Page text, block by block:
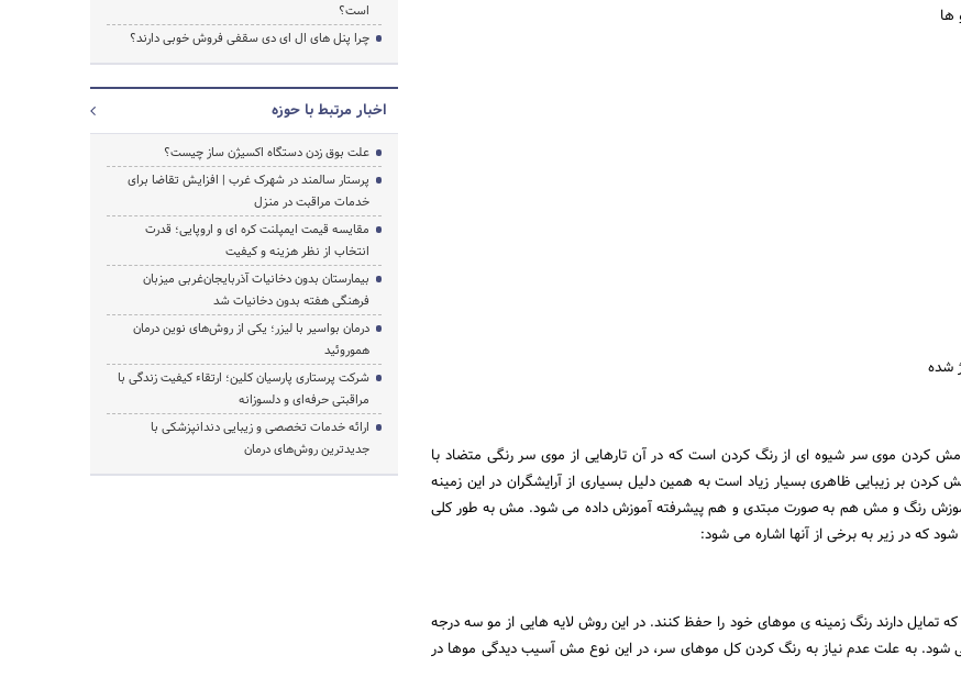
ها
شده
کردن موی سر شیوه ای از رنگ کردن است که در آن تارهایی از موی سر رنگی متضاد با
کردن بر زیبایی ظاهری بسیار زیاد است به همین دلیل بسیاری از آرایشگران در این زمینه
آموزش رنگ و مش هم به صورت مبتدی و هم پیشرفته آموزش داده می شود. مش به طور کلی
که در زیر به برخی از آنها اشاره می شود:
تمایل دارند رنگ زمینه ی موهای خود را حفظ کنند. در این روش لایه هایی از مو سه درجه
شود. به علت عدم نیاز به رنگ کردن کل موهای سر، در این نوع مش آسیب دیدگی موها در
است؟
چرا پنل های ال ای دی سقفی فروش خوبی دارند؟
اخبار مرتبط با حوزه
علت بوق زدن دستگاه اکسیژن ساز چیست؟
پرستار سالمند در شهرک غرب | افزایش تقاضا برای
خدمات مراقبت در منزل
مقایسه قیمت ایمپلنت کره ای و اروپایی؛ قدرت
انتخاب از نظر هزینه و کیفیت
بیمارستان بدون دخانیات آذربایجان‌غربی میزبان
فرهنگی هفته بدون دخانیات شد
درمان بواسیر با لیزر؛ یکی از روش‌های نوین درمان
هموروئید
شرکت پرستاری پارسیان کلین؛ ارتقاء کیفیت زندگی با
مراقبتی حرفه‌ای و دلسوزانه
ارائه خدمات تخصصی و زیبایی دندانپزشکی با
جدیدترین روش‌های درمان